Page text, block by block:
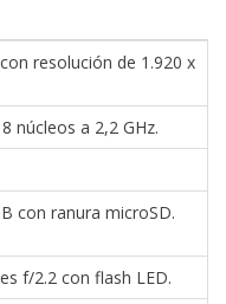
resolución de 1.920 x
núcleos a 2,2 GHz.
con ranura microSD.
f/2.2 con flash LED.